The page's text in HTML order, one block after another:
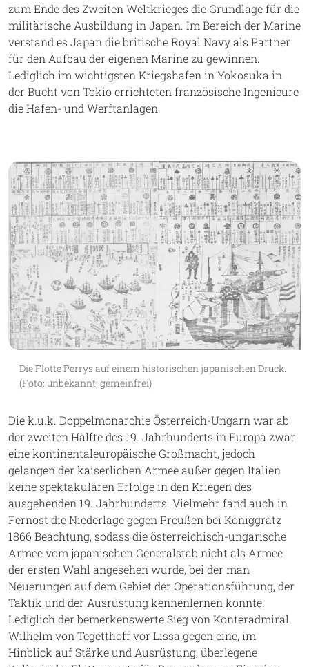
zum Ende des Zweiten Weltkrieges die Grundlage für die
militärische Ausbildung in Japan. Im Bereich der Marine
verstand es Japan die britische Royal Navy als Partner
für den Aufbau der eigenen Marine zu gewinnen.
Lediglich im wichtigsten Kriegshafen in Yokosuka in
der Bucht von Tokio errichteten französische Ingenieure
die Hafen- und Werftanlagen.
Die Flotte Perrys auf einem historischen japanischen Druck.
(Foto: unbekannt; gemeinfrei)
Die k.u.k. Doppelmonarchie Österreich-Ungarn war ab
der zweiten Hälfte des 19. Jahrhunderts in Europa zwar
eine kontinentaleuropäische Großmacht, jedoch
gelangen der kaiserlichen Armee außer gegen Italien
keine spektakulären Erfolge in den Kriegen des
ausgehenden 19. Jahrhunderts. Vielmehr fand auch in
Fernost die Niederlage gegen Preußen bei Königgrätz
1866 Beachtung, sodass die österreichisch-ungarische
Armee vom japanischen Generalstab nicht als Armee
der ersten Wahl angesehen wurde, bei der man
Neuerungen auf dem Gebiet der Operationsführung, der
Taktik und der Ausrüstung kennenlernen konnte.
Lediglich der bemerkenswerte Sieg von Konteradmiral
Wilhelm von Tegetthoff vor Lissa gegen eine, im
Hinblick auf Stärke und Ausrüstung, überlegene